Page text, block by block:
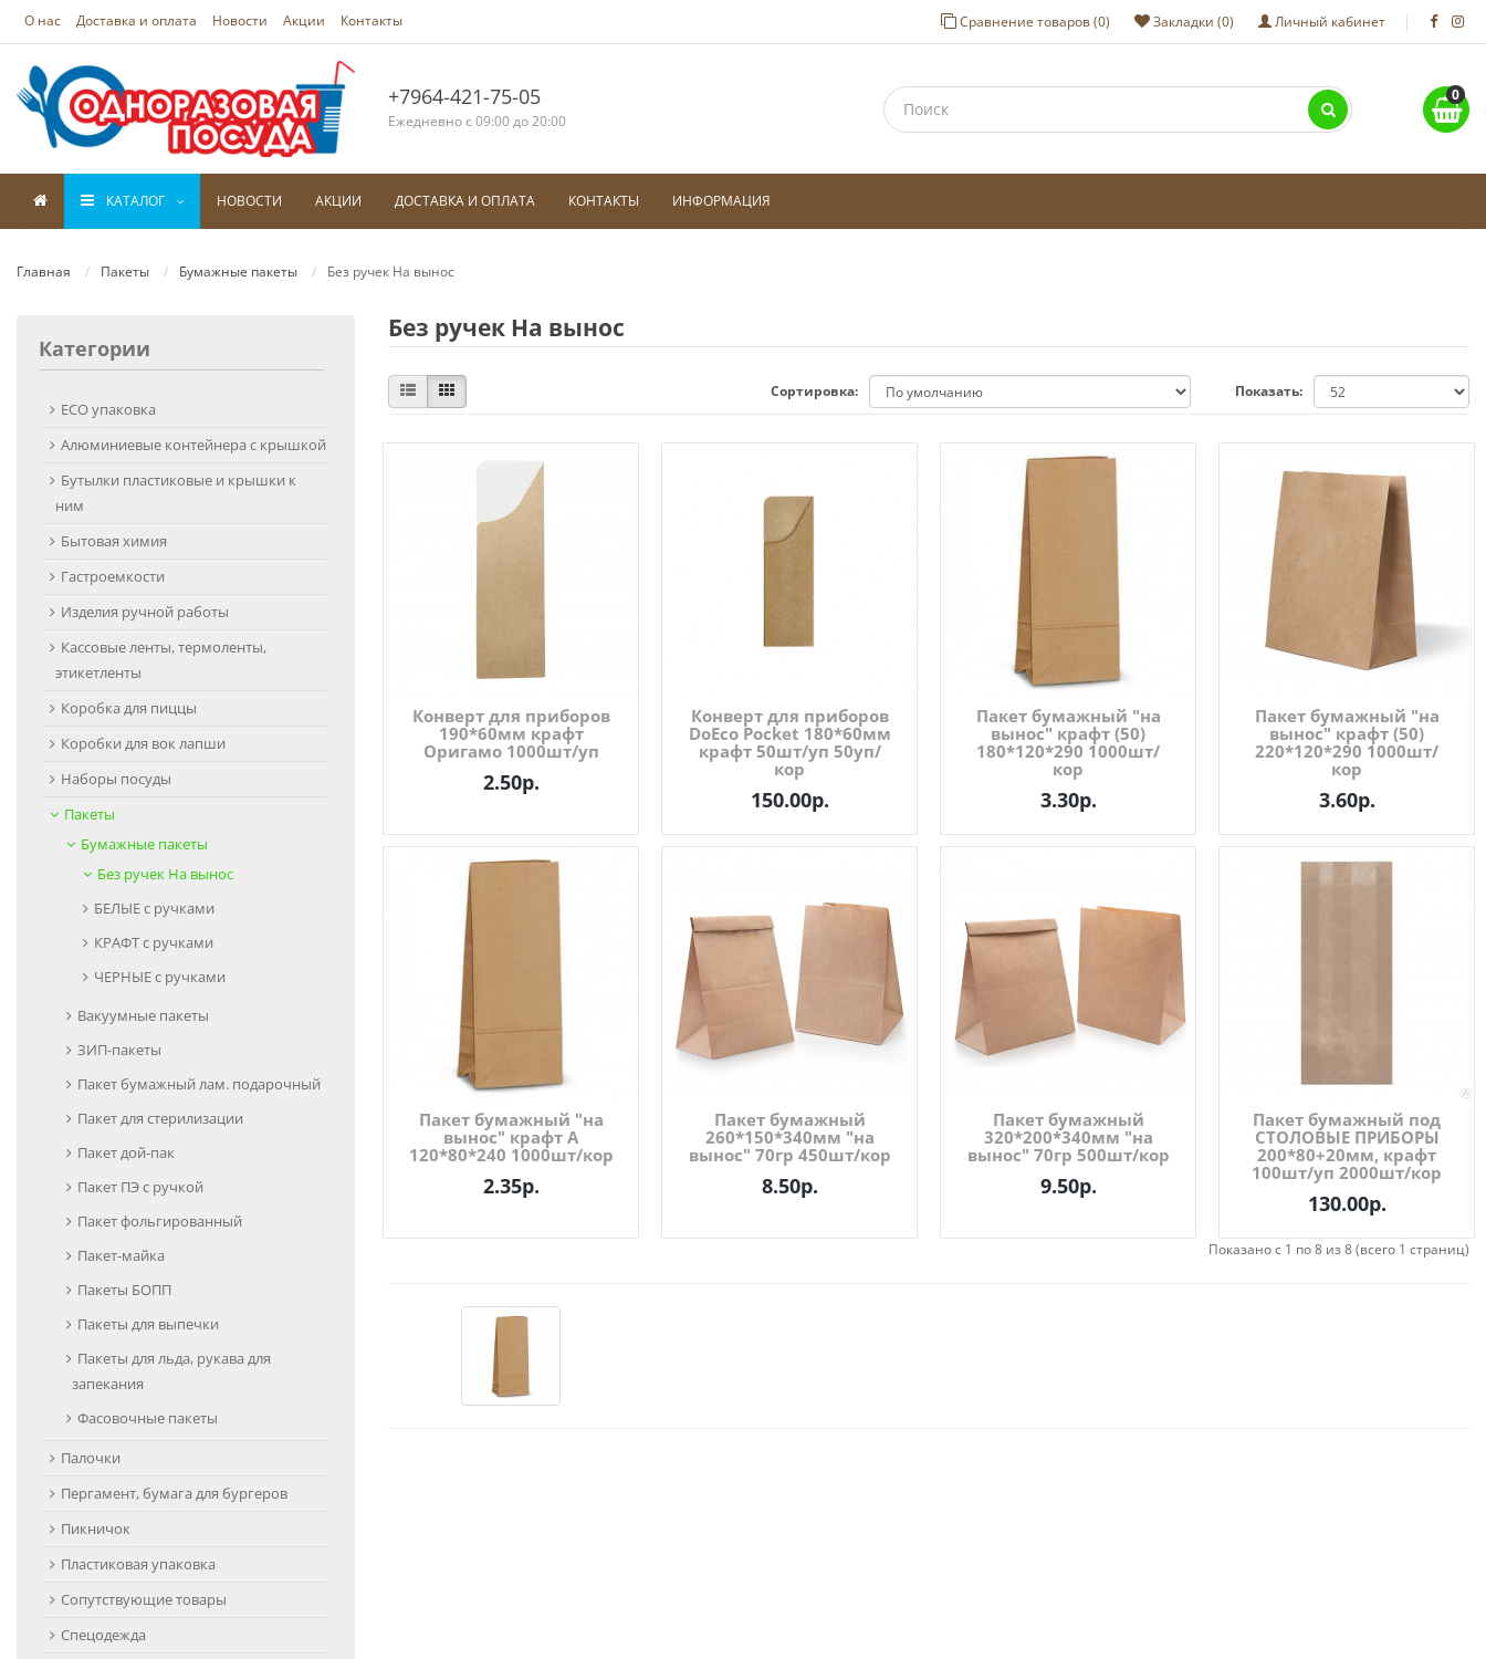
О нас Доставка и оплата Новости Акции Контакты Личный кабинет
Закладки (0)
Сравнение товаров (0)
+7964-421-75-05
Ежедневно с 09:00 до 20:00
0
КАТАЛОГ НОВОСТИ АКЦИИ ДОСТАВКА И ОПЛАТА КОНТАКТЫ ИНФОРМАЦИЯ
Главная Пакеты Бумажные пакеты Без ручек На вынос
Категории
ECO упаковка
Алюминиевые контейнера с крышкой
Бутылки пластиковые и крышки к
ним
Бытовая химия
Гастроемкости
Изделия ручной работы
Кассовые ленты, термоленты,
этикетленты
Коробка для пиццы
Коробки для вок лапши
Наборы посуды
Пакеты
Бумажные пакеты
Без ручек На вынос
БЕЛЫЕ с ручками
КРАФТ с ручками
ЧЕРНЫЕ с ручками
Вакуумные пакеты
ЗИП-пакеты
Пакет бумажный лам. подарочный
Пакет для стерилизации
Пакет дой-пак
Пакет ПЭ с ручкой
Пакет фольгированный
Пакет-майка
Пакеты БОПП
Пакеты для выпечки
Пакеты для льда, рукава для
запекания
Фасовочные пакеты
Палочки
Пергамент, бумага для бургеров
Пикничок
Пластиковая упаковка
Сопутствующие товары
Спецодежда
Без ручек На вынос
Сортировка: Показать:
Конверт для приборов
190*60мм крафт
Оригамо 1000шт/уп
2.50р.
Конверт для приборов
DoEco Pocket 180*60мм
крафт 50шт/уп 50уп/
кор
150.00р.
Пакет бумажный "на
вынос" крафт (50)
180*120*290 1000шт/
кор
3.30р.
Пакет бумажный "на
вынос" крафт (50)
220*120*290 1000шт/
кор
3.60р.
Пакет бумажный "на
вынос" крафт А
120*80*240 1000шт/кор
2.35р.
Пакет бумажный
260*150*340мм "на
вынос" 70гр 450шт/кор
8.50р.
Пакет бумажный
320*200*340мм "на
вынос" 70гр 500шт/кор
9.50р.
Пакет бумажный под
СТОЛОВЫЕ ПРИБОРЫ
200*80+20мм, крафт
100шт/уп 2000шт/кор
130.00р.
Показано с 1 по 8 из 8 (всего 1 страниц)